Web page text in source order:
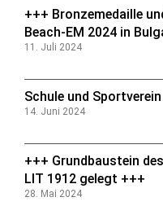
+++ Bronzemedaille
Beach-EM 2024 in
11. Juli 2024
Schule und
14. Juni 2024
+++ Grundbaustein
LIT 1912 gelegt +++
28. Mai 2024